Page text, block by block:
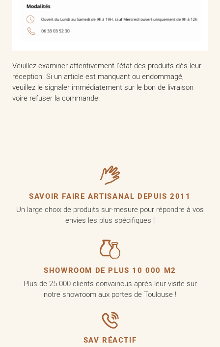
Veuillez examiner attentivement l'état des produits dès leur
réception. Si un article est manquant ou endommagé,
veuillez le signaler immédiatement sur le bon de livraison
voire refuser la commande.
SAVOIR FAIRE ARTISANAL DEPUIS 2011
Un large choix de produits sur-mesure pour répondre à vos
envies les plus spécifiques !
SHOWROOM DE PLUS 10 000 M2
Plus de 25 000 clients convaincus après leur visite sur
notre showroom aux portes de Toulouse !
SAV RÉACTIF